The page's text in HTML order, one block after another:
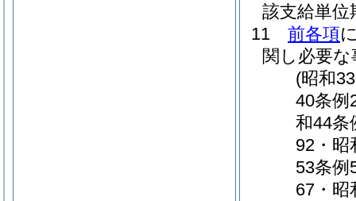
該支給単
11
前各項
関し必要
(昭和
40条例
和44条
92・昭
53条例
67・昭